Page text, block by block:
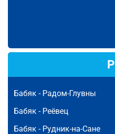
Р
Бабяк - Радом-Глувны
Бабяк - Реёвец
Бабяк - Рудник-на-Сане